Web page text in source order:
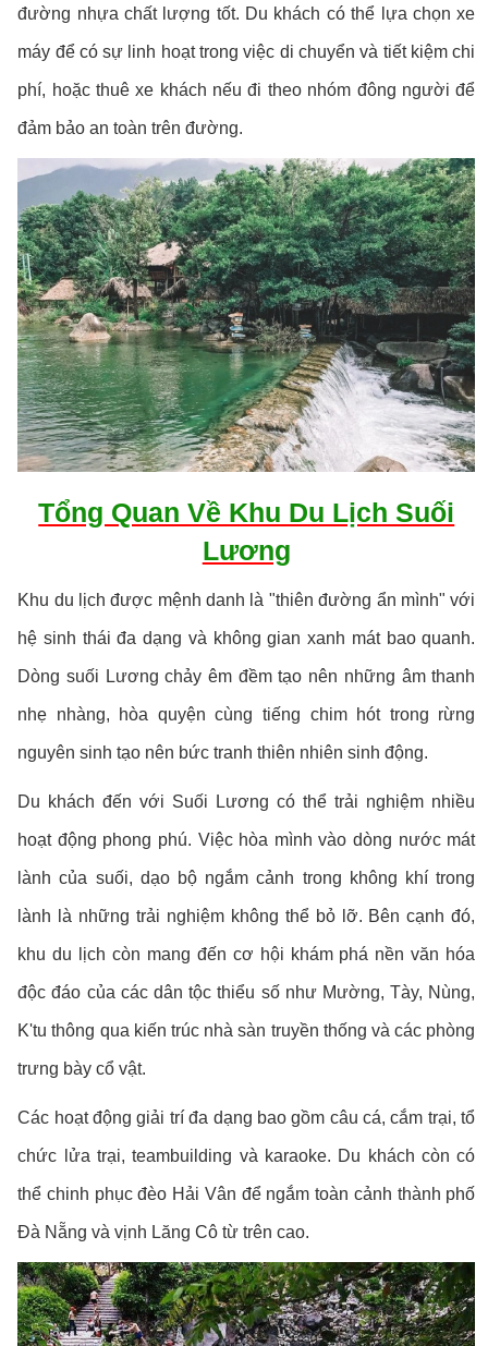
đường nhựa chất lượng tốt. Du khách có thể lựa chọn xe
máy để có sự linh hoạt trong việc di chuyển và tiết kiệm chi
phí, hoặc thuê xe khách nếu đi theo nhóm đông người để
đảm bảo an toàn trên đường.
Tổng Quan Về Khu Du Lịch Suối
Lương
Khu du lịch được mệnh danh là "thiên đường ẩn mình" với
hệ sinh thái đa dạng và không gian xanh mát bao quanh.
Dòng suối Lương chảy êm đềm tạo nên những âm thanh
nhẹ nhàng, hòa quyện cùng tiếng chim hót trong rừng
nguyên sinh tạo nên bức tranh thiên nhiên sinh động.
Du khách đến với Suối Lương có thể trải nghiệm nhiều
hoạt động phong phú. Việc hòa mình vào dòng nước mát
lành của suối, dạo bộ ngắm cảnh trong không khí trong
lành là những trải nghiệm không thể bỏ lỡ. Bên cạnh đó,
khu du lịch còn mang đến cơ hội khám phá nền văn hóa
độc đáo của các dân tộc thiểu số như Mường, Tày, Nùng,
K'tu thông qua kiến trúc nhà sàn truyền thống và các phòng
trưng bày cổ vật.
Các hoạt động giải trí đa dạng bao gồm câu cá, cắm trại, tổ
chức lửa trại, teambuilding và karaoke. Du khách còn có
thể chinh phục đèo Hải Vân để ngắm toàn cảnh thành phố
Đà Nẵng và vịnh Lăng Cô từ trên cao.